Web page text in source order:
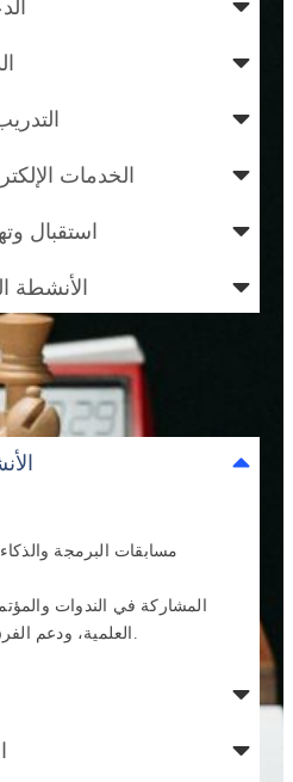
الخدمات
استقبال
الأنشطة